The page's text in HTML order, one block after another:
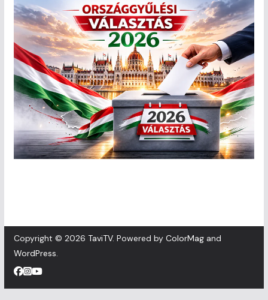
Copyright © 2026 TaviTV. Powered by ColorMagand
WordPress.